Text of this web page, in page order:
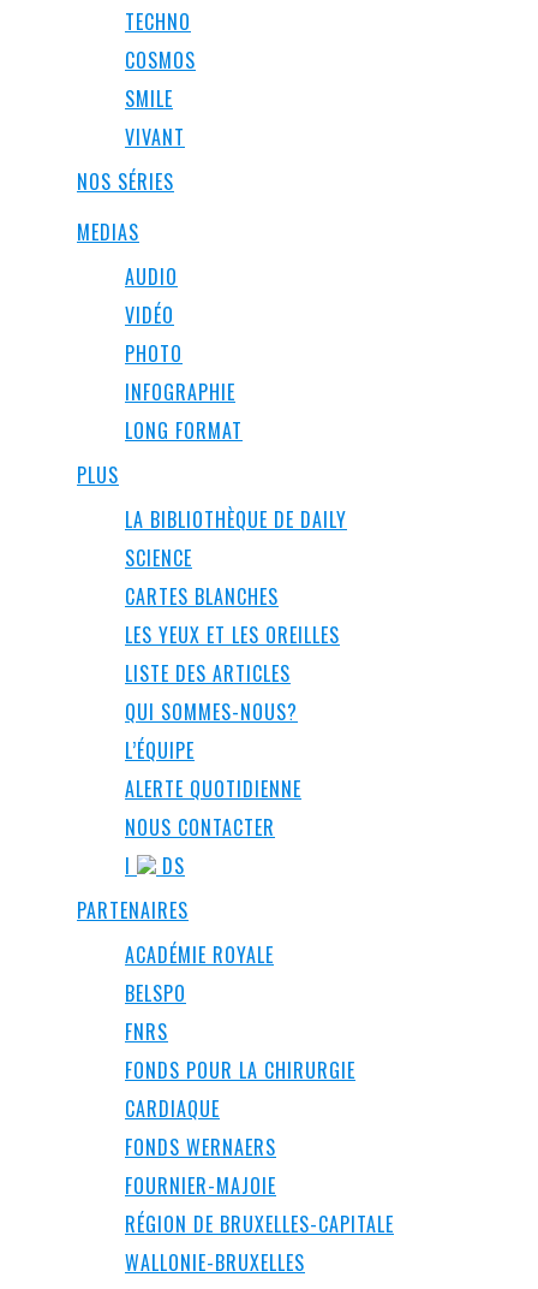
TECHNO
COSMOS
SMILE
VIVANT
NOS SÉRIES
MEDIAS
AUDIO
VIDÉO
PHOTO
INFOGRAPHIE
LONG FORMAT
PLUS
LA BIBLIOTHÈQUE DE DAILY
SCIENCE
CARTES BLANCHES
LES YEUX ET LES OREILLES
LISTE DES ARTICLES
QUI SOMMES-NOUS?
L’ÉQUIPE
ALERTE QUOTIDIENNE
NOUS CONTACTER
I
DS
PARTENAIRES
ACADÉMIE ROYALE
BELSPO
FNRS
FONDS POUR LA CHIRURGIE
CARDIAQUE
FONDS WERNAERS
FOURNIER-MAJOIE
RÉGION DE BRUXELLES-CAPITALE
WALLONIE-BRUXELLES